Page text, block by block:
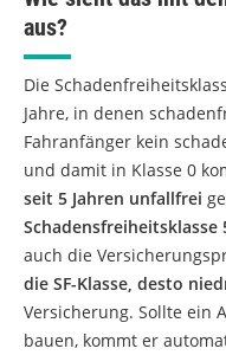
aus?
Die
Jahre, in denen
Fahranfänger kein
und damit in Klasse 0
seit 5 Jahren unfallfrei
Schadensfreiheitsklasse
auch die
die SF-Klasse, desto
Versicherung. Sollte ein
bauen, kommt er